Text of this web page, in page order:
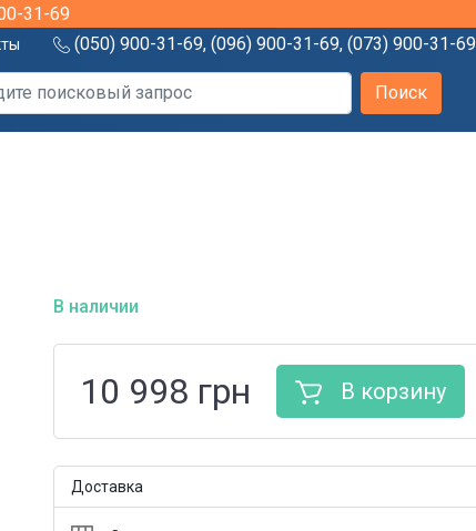
31-69
(050) 900-31-69, (096) 900-31-69, (073) 900-31-69
В наличии
10 998 грн В корзину
Доставка